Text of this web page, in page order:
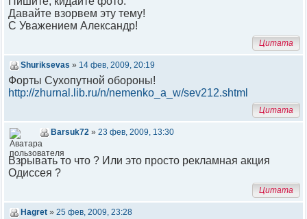
Давайте взорвем эту тему!
С Уважением Александр!
Цитата
Shuriksevas » 14 фев, 2009, 20:19
Форты Сухопутной обороны!
http://zhurnal.lib.ru/n/nemenko_a_w/sev212.shtml
Цитата
Barsuk72 » 23 фев, 2009, 13:30
Взрывать то что ? Или это просто рекламная акция
Одиссея ?
Цитата
Hagret » 25 фев, 2009, 23:28